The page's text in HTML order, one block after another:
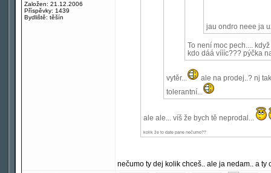
Založen: 21.12.2006
Příspěvky: 1439
Bydliště: těšín
jau ondro neee ja
To není moc pech....
kdo dáá víííc??? pýčka
vytěr...
ale na prodej..? nj
tolerantní...
ale ale... víš že bych tě neprodal...
kolik že to date pane nečumo??
nečumo ty dej kolik chceš.. ale ja nedam.. a ty